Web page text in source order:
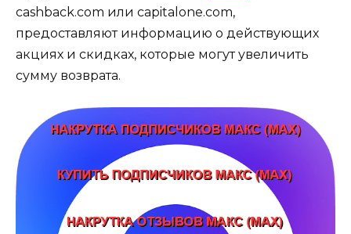
cashback.com или capitalone.com,
предоставляют информацию о действующих
акциях и скидках, которые могут увеличить
сумму возврата.